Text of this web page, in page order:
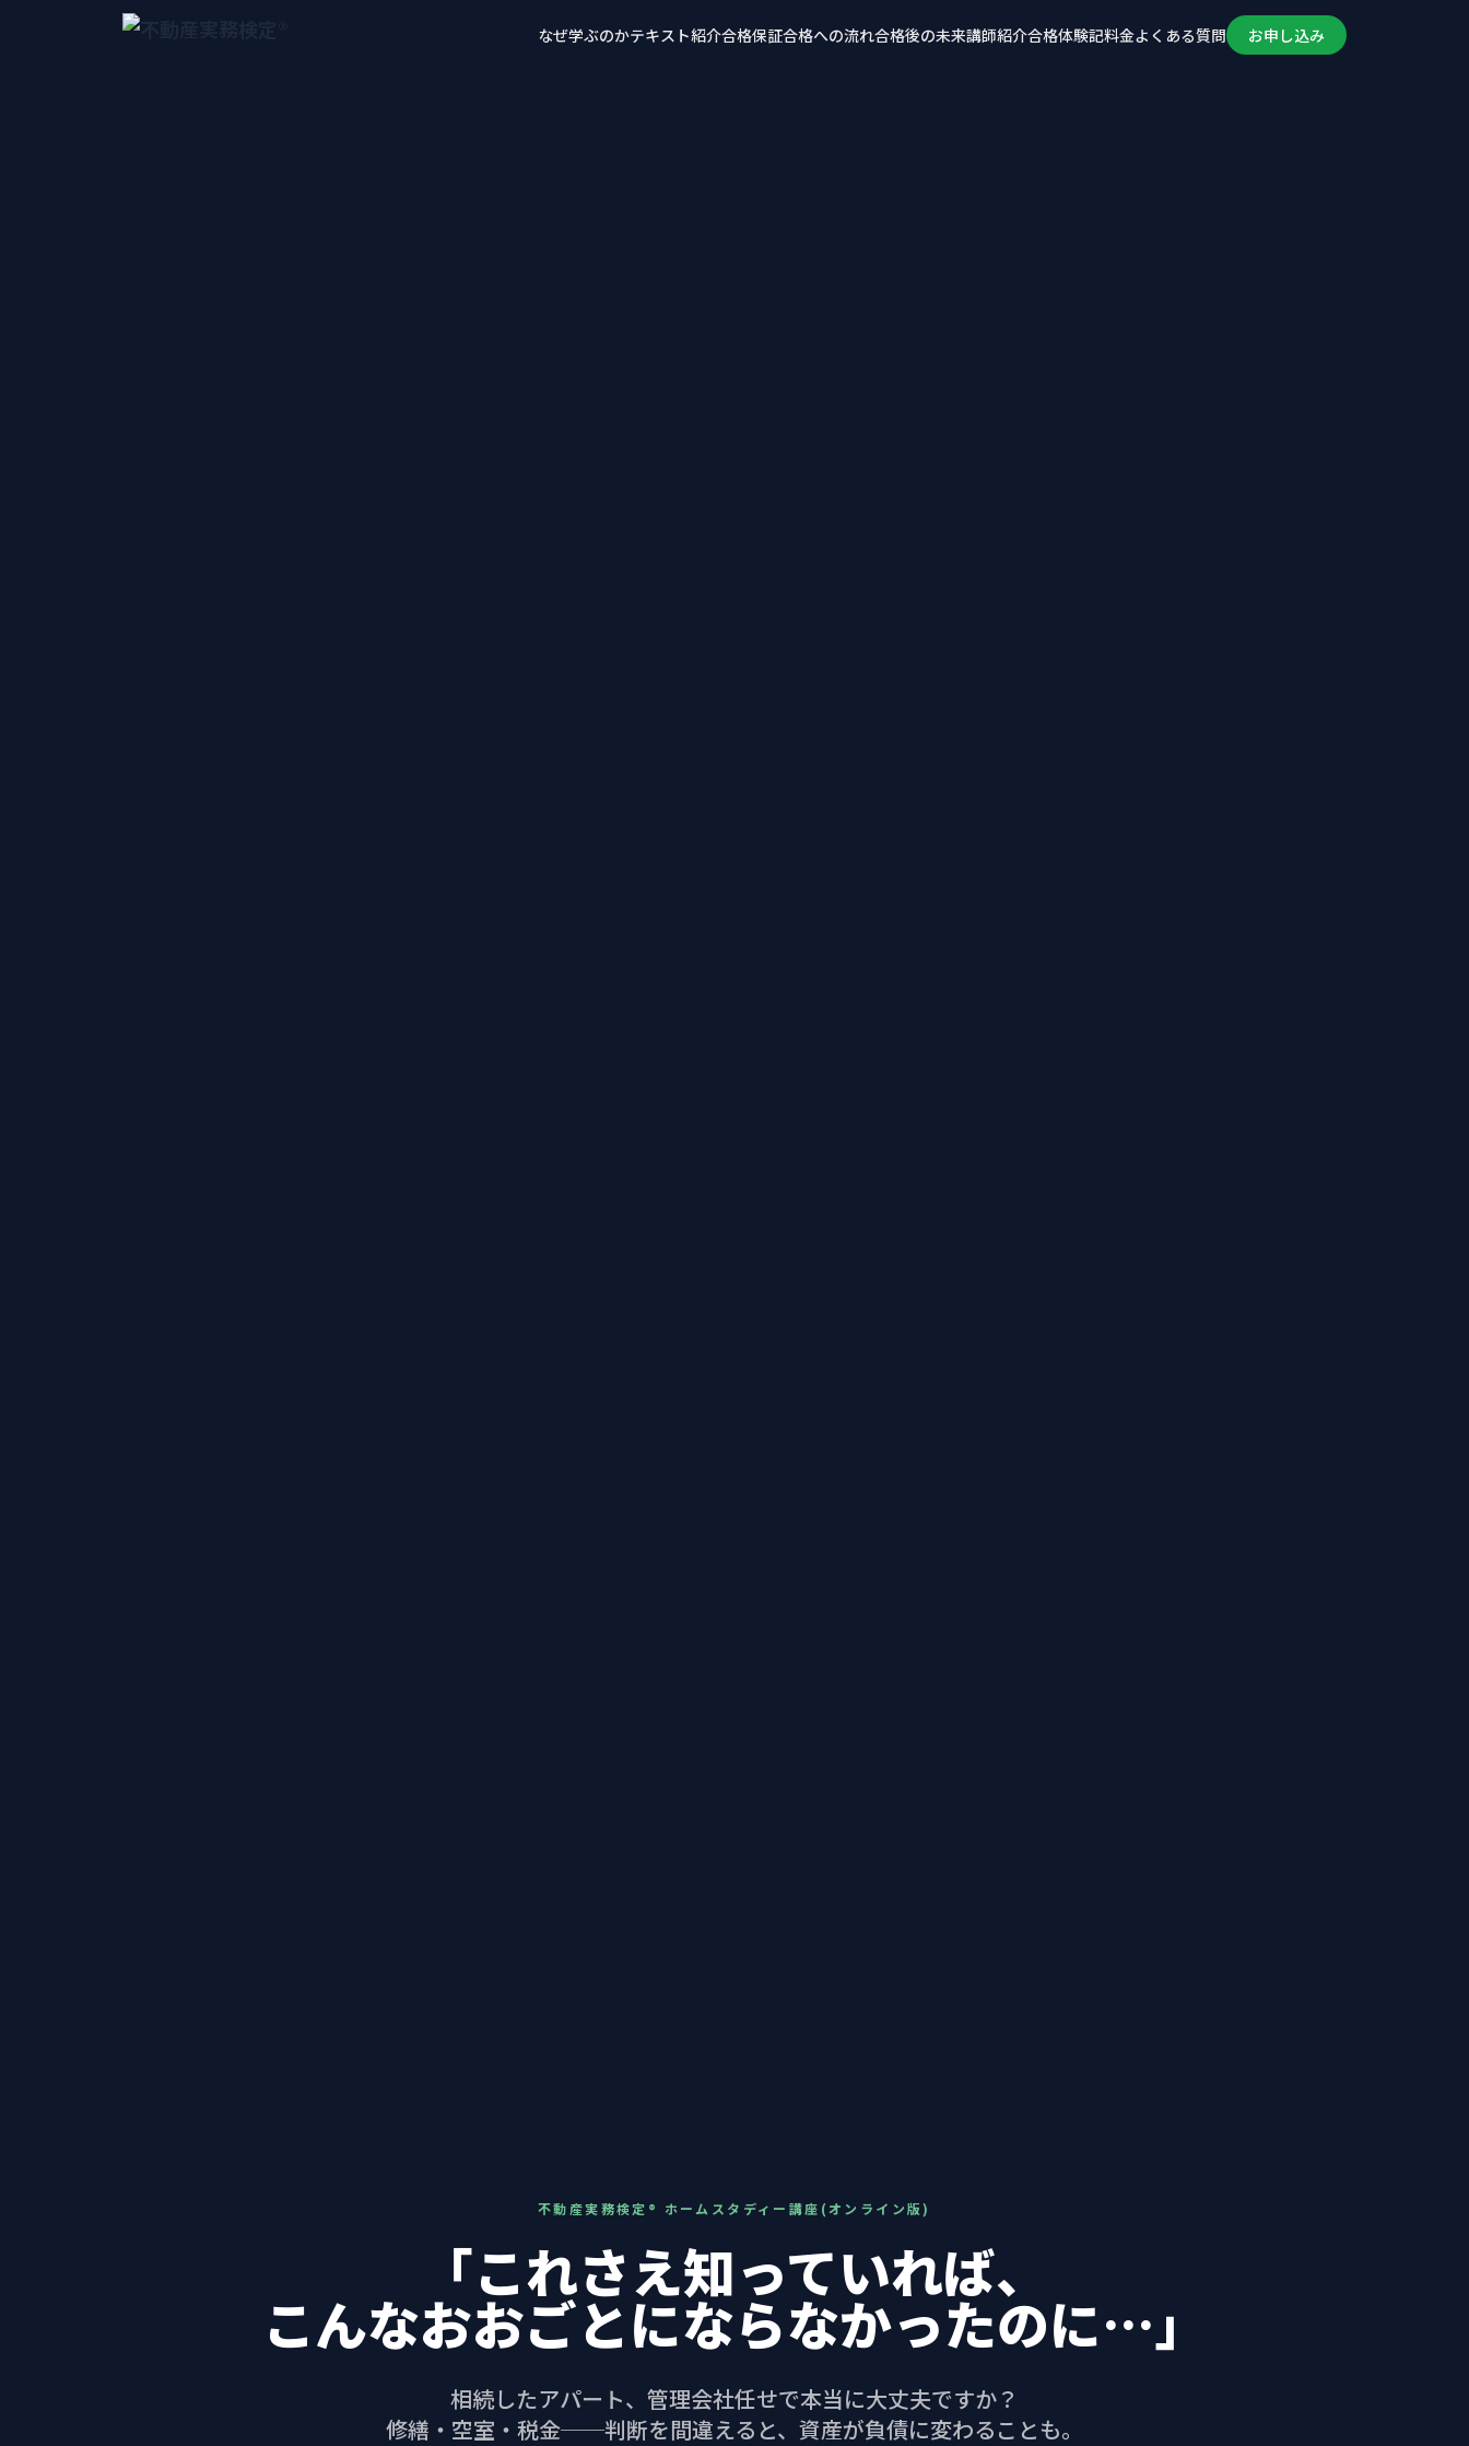
なぜ学ぶのかテキスト紹介合格保証合格への流れ合格後の未来講師紹介合格体験記料金よくある質問 お申し込み
不動産実務検定® ホームスタディー講座(オンライン版)
「これさえ知っていれば、
こんなおおごとにならなかったのに…」
相続したアパート、管理会社任せで本当に大丈夫ですか？
修繕・空室・税金──判断を間違えると、資産が負債に変わることも。